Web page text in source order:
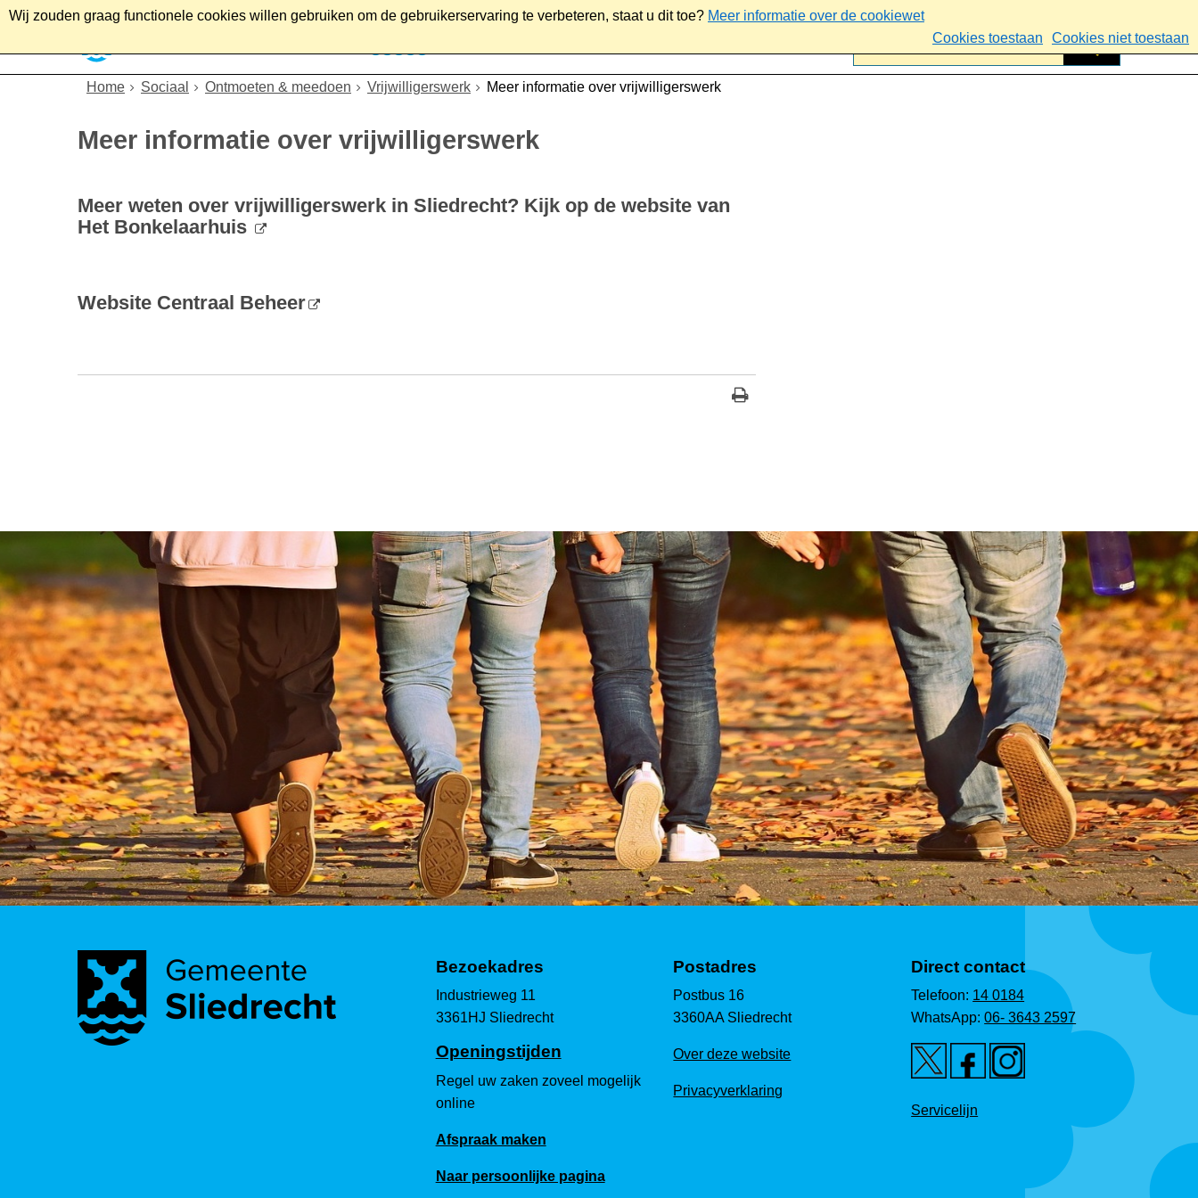
Wij zouden graag functionele cookies willen gebruiken om de gebruikerservaring te verbeteren, staat u dit toe? Meer informatie over de cookiewet
Cookies toestaan
Cookies niet toestaan
Home Sociaal Ontmoeten & meedoen Vrijwilligerswerk Meer informatie over vrijwilligerswerk
Meer informatie over vrijwilligerswerk
Meer weten over vrijwilligerswerk in Sliedrecht? Kijk op de website van
Het Bonkelaarhuis
Website Centraal Beheer
Bezoekadres
Industrieweg 11
3361HJ Sliedrecht
Openingstijden
Regel uw zaken zoveel mogelijk
online
Afspraak maken
Naar persoonlijke pagina
Postadres
Postbus 16
3360AA Sliedrecht
Over deze website
Privacyverklaring
Direct contact
Telefoon: 14 0184
WhatsApp:06- 3643 2597
Servicelijn